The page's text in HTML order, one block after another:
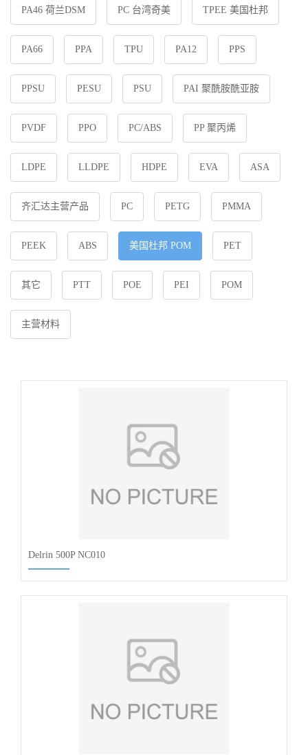
PA46 荷兰DSM PC 台湾奇美 TPEE 美国杜邦
PA66 PPA TPU PA12 PPS
PPSU PESU PSU PAI 聚酰胺酰亚胺
PVDF PPO PC/ABS PP 聚丙烯
LDPE LLDPE HDPE EVA ASA
齐汇达主营产品 PC PETG PMMA
PEEK ABS 美国杜邦 POM PET
其它 PTT POE PEI POM
主营材料
Delrin 500P NC010